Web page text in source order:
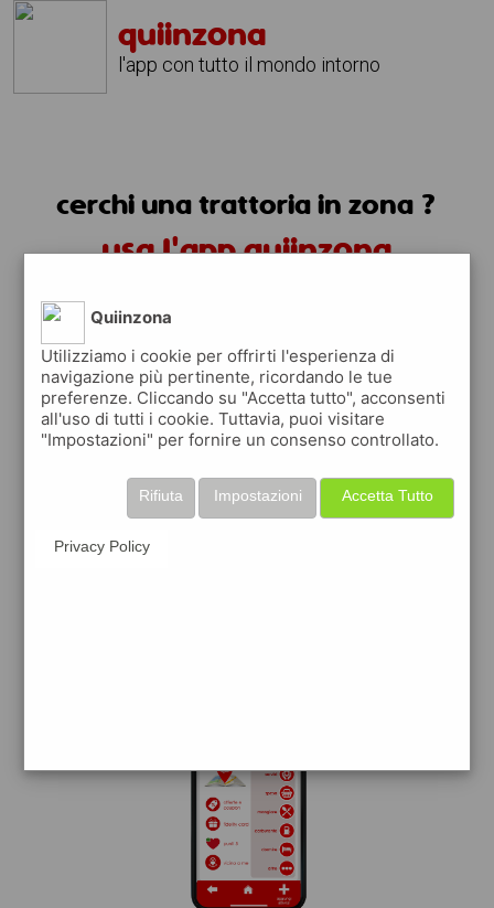
quiinzona
l'app con tutto il mondo intorno
cerchi una trattoria in zona ?
usa l'app quiinzona
trattorie in zona
trovi le trattorie in zona e tutti i posti
dove mangiare vicino a te
Quiinzona
Utilizziamo i cookie per offrirti l'esperienza di
navigazione più pertinente, ricordando le tue
preferenze. Cliccando su "Accetta tutto", acconsenti
all'uso di tutti i cookie. Tuttavia, puoi visitare
"Impostazioni" per fornire un consenso controllato.
Accetta Tutto
Impostazioni
Rifiuta
Privacy Policy